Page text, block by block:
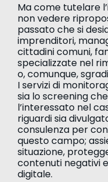
Ma come tutelare
non vedere
passato che si
imprenditori,
cittadini comuni,
specializzate nel
o, comunque,
I servizi di
sia lo screening
l’interessato nel
riguardi sia
consulenza per
questo campo;
situazione,
contenuti negativi
digitale.